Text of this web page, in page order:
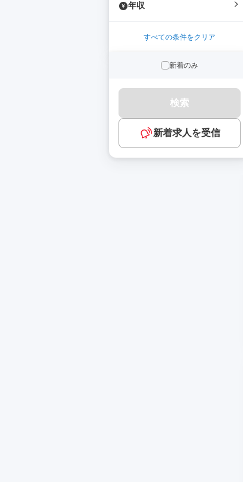
年収
すべての条件をクリア
新着のみ
検索
新着求人を受信